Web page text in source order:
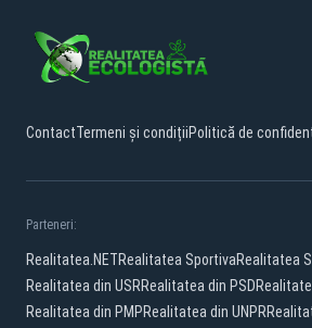
ContactTermeni și condițiiPolitică de
Parteneri:
Realitatea.NETRealitatea SportivaRealitatea
Realitatea din USRRealitatea din PSD
Realitatea din PMPRealitatea din UNPR